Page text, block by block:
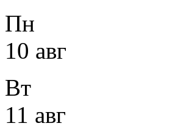
Пн
10 авг
Вт
11 авг